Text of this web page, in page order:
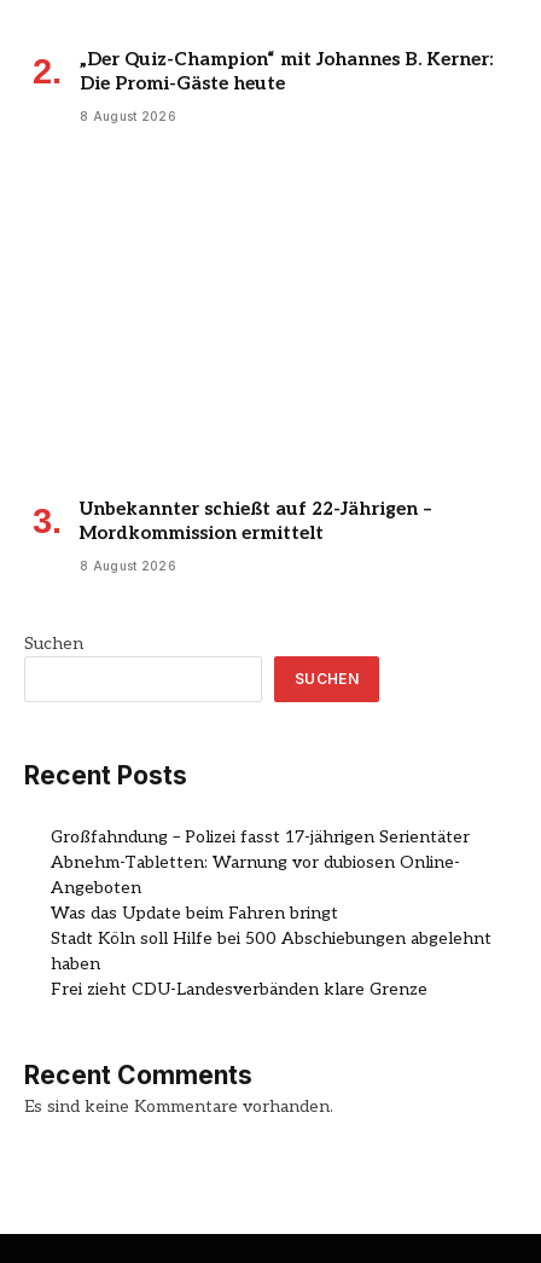
„Der Quiz-Champion“ mit Johannes B. Kerner:
Die Promi-Gäste heute
8 August 2026
Unbekannter schießt auf 22-Jährigen –
Mordkommission ermittelt
8 August 2026
Suchen
SUCHEN
Recent Posts
Großfahndung – Polizei fasst 17-jährigen Serientäter
Abnehm-Tabletten: Warnung vor dubiosen Online-
Angeboten
Was das Update beim Fahren bringt
Stadt Köln soll Hilfe bei 500 Abschiebungen abgelehnt
haben
Frei zieht CDU-Landesverbänden klare Grenze
Recent Comments
Es sind keine Kommentare vorhanden.